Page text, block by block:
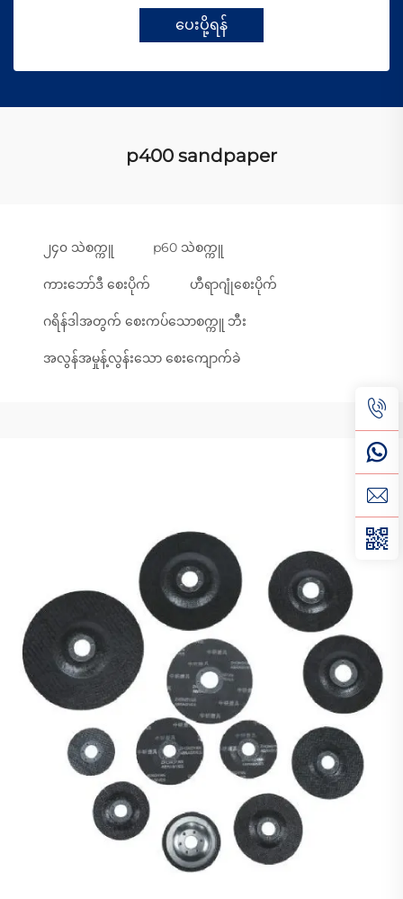
ပေးပို့ရန်
p400 sandpaper
၂၄၀ သဲစက္ကူ p60 သဲစက္ကူ
ကားဘော်ဒီ စေးပိုက် ဟီရာဂျုံစေးပိုက်
ဂရိန်ဒါအတွက် စေးကပ်သောစက္ကူ ဘီး
အလွန်အမှုန့်လွန်းသော စေးကျောက်ခဲ